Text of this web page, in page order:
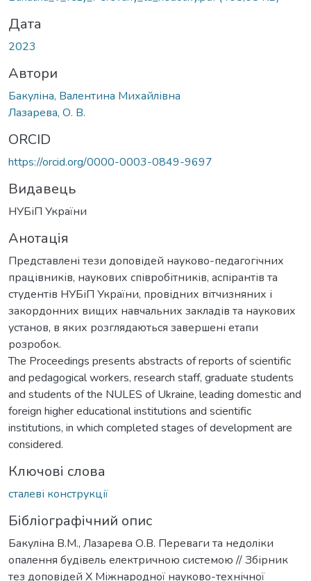
Дата
2023
Автори
Бакуліна, Валентина Михайлівна
Лазарева, О. В.
ORCID
https://orcid.org/0000-0003-0849-9697
Видавець
НУБіП України
Анотація
Представлені тези доповідей науково-педагогічних
працівників, наукових співробітників, аспірантів та
студентів НУБіП України, провідних вітчизняних і
закордонних вищих навчальних закладів та наукових
установ, в яких розглядаються завершені етапи
розробок.
The Proceedings presents abstracts of reports of scientific
and pedagogical workers, research staff, graduate students
and students of the NULES of Ukraine, leading domestic and
foreign higher educational institutions and scientific
institutions, in which completed stages of development are
considered.
Ключові слова
сталеві конструкції
Бібліографічний опис
Бакуліна В.М., Лазарева О.В. Переваги та недоліки
опалення будівель електричною системою // Збірник
тез доповідей Х Міжнародної науково-технічної